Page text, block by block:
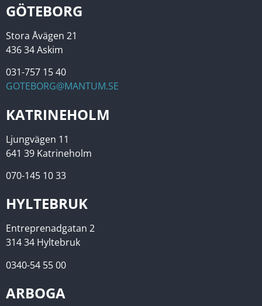
GÖTEBORG
Stora Åvägen 21
436 34 Askim
031-757 15 40
GOTEBORG@MANTUM.SE
KATRINEHOLM
Ljungvägen 11
641 39 Katrineholm
070-145 10 33
HYLTEBRUK
Entreprenadgatan 2
314 34 Hyltebruk
0340-54 55 00
ARBOGA